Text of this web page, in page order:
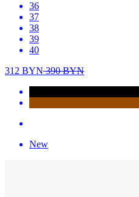
36
37
38
39
40
312 BYN390BYN
New